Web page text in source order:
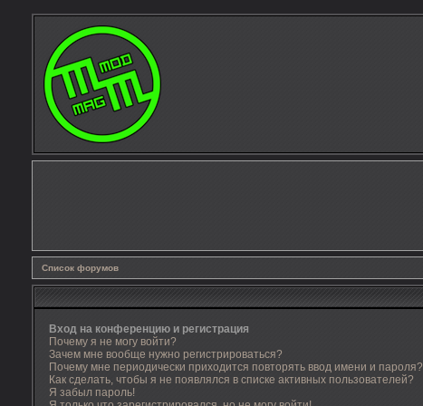
Список форумов
Вход на конференцию и регистрация
Почему я не могу войти?
Зачем мне вообще нужно регистрироваться?
Почему мне периодически приходится повторять ввод имени и пароля?
Как сделать, чтобы я не появлялся в списке активных пользователей?
Я забыл пароль!